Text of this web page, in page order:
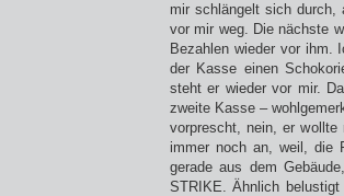
mir schlängelt sich durch,
vor mir weg. Die nächste
Bezahlen wieder vor ihm.
der Kasse einen
steht er wieder vor mir.
zweite Kasse –
vorprescht, nein, er
immer noch an, weil, die
gerade aus dem
STRIKE. Ähnlich